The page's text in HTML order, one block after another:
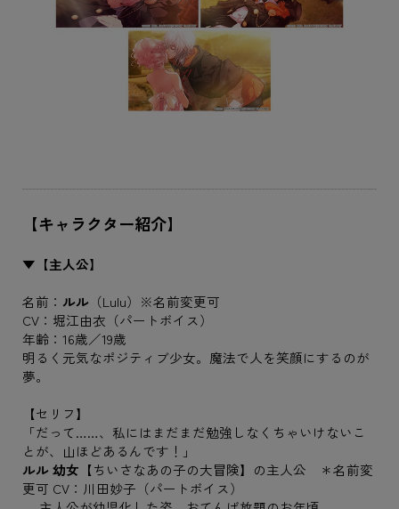
【キャラクター紹介】
▼【主人公】
名前： ルル （Lulu）※名前変更可
CV：堀江由衣（パートボイス）
年齢：16歳／19歳
明るく元気なポジティブ少女。魔法で人を笑顔にするのが
夢。
【セリフ】
「だって……、私にはまだまだ勉強しなくちゃいけないこ
とが、山ほどあるんです！」
ルル 幼女 【ちいさなあの子の大冒険】の主人公 ＊名前変
更可 CV：川田妙子（パートボイス）